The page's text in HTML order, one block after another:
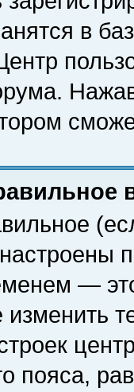
в
—
пояса,